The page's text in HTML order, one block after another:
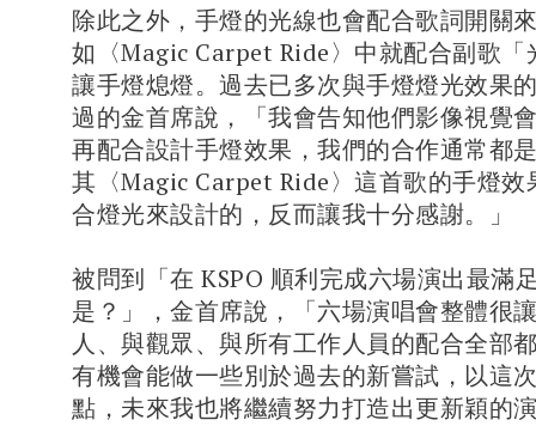
除此之外，手燈的光線也會配合歌詞開關
如〈Magic Carpet Ride〉中就配合副歌「
讓手燈熄燈。過去已多次與手燈燈光效果
過的金首席說，「我會告知他們影像視覺
再配合設計手燈效果，我們的合作通常都
其〈Magic Carpet Ride〉這首歌的手燈效
合燈光來設計的，反而讓我十分感謝。」
被問到「在 KSPO 順利完成六場演出最滿
是？」，金首席說，「六場演唱會整體很
人、與觀眾、與所有工作人員的配合全部
有機會能做一些別於過去的新嘗試，以這
點，未來我也將繼續努力打造出更新穎的